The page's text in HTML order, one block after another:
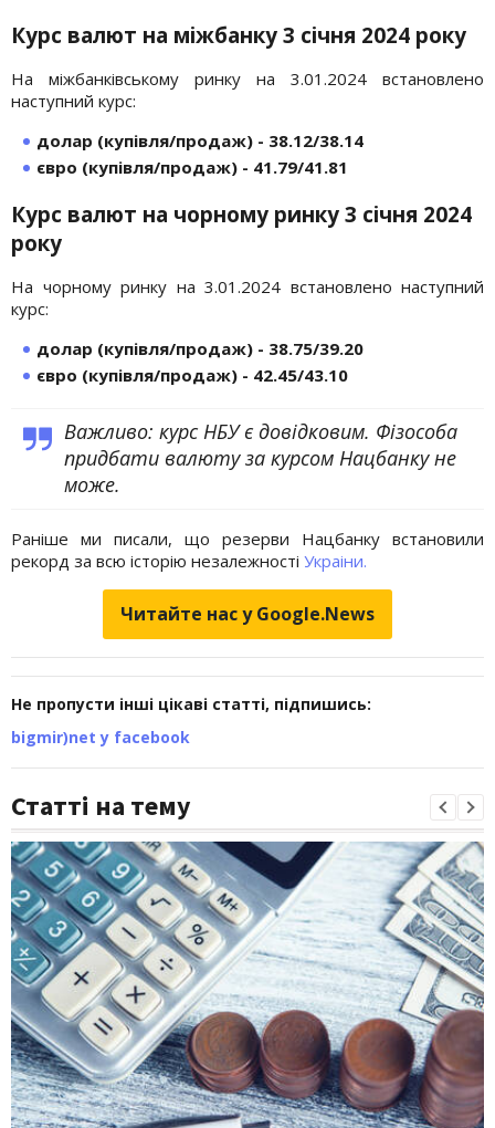
Курс валют на міжбанку 3 січня 2024 року
На міжбанківському ринку на 3.01.2024 встановлено
наступний курс:
долар (купівля/продаж) - 38.12/38.14
євро (купівля/продаж) - 41.79/41.81
Курс валют на чорному ринку 3 січня 2024
року
На чорному ринку на 3.01.2024 встановлено наступний
курс:
долар (купівля/продаж) - 38.75/39.20
євро (купівля/продаж) - 42.45/43.10
Важливо: курс НБУ є довідковим. Фізособа
придбати валюту за курсом Нацбанку не
може.
Раніше ми писали, що резерви Нацбанку встановили
рекорд за всю історію незалежності Украіни.
Читайте нас у Google.News
Не пропусти інші цікаві статті, підпишись:
bigmir)net у facebook
Статті на тему